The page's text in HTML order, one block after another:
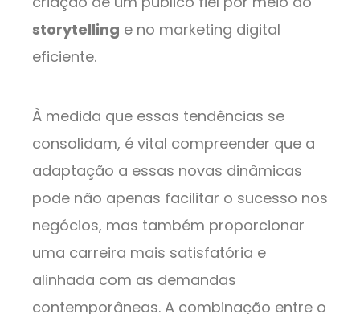
storytelling e no marketing digital
eficiente.
À medida que essas tendências se
consolidam, é vital compreender que a
adaptação a essas novas dinâmicas
pode não apenas facilitar o sucesso nos
negócios, mas também proporcionar
uma carreira mais satisfatória e
alinhada com as demandas
contemporâneas. A combinação entre o